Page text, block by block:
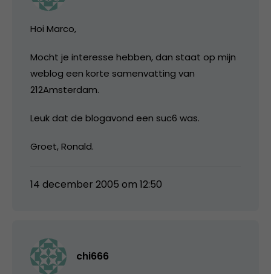
Hoi Marco,
Mocht je interesse hebben, dan staat op mijn
weblog een korte samenvatting van
212Amsterdam.
Leuk dat de blogavond een suc6 was.
Groet, Ronald.
14 december 2005 om 12:50
chi666